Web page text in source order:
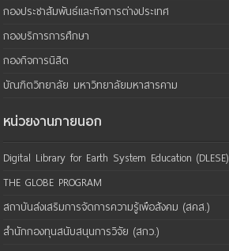
กองประชาสัมพันธ์และกิจการต่างประเทศ
กองบริการการศึกษา
กองกิจการนิสิต
บัณฑิตวิทยาลัย มหาวิทยาลัยมหาสารคาม
หน่วยงานภายนอก
Digital Library for Earth System Education (DLESE)
THE GLOBE PROGRAM
สถาบันส่งเสริมการจัดการความรู้เพือสังคม (สคส.)
สำนักกองทุนสนับสนุนการวิจัย (สกว.)